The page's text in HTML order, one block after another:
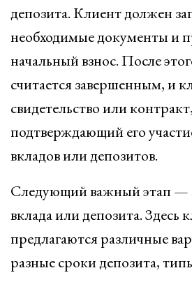
депозита. Клиент должен
необходимые документы и
начальный взнос. После
считается завершенным, и
свидетельство или контракт,
подтверждающий его
вкладов или депозитов.
Следующий важный этап —
вклада или депозита. Здесь
предлагаются различные
разные сроки депозита,